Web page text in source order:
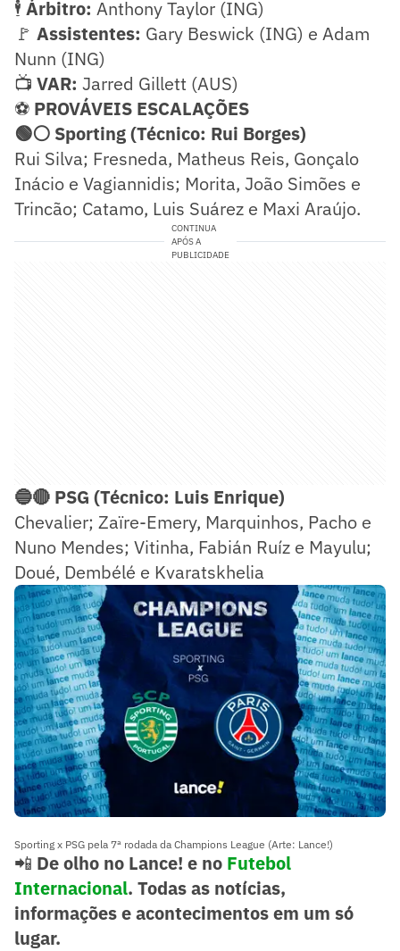
🕴️ Árbitro: Anthony Taylor (ING)
🚩 Assistentes: Gary Beswick (ING) e Adam
Nunn (ING)
📺 VAR: Jarred Gillett (AUS)
⚽ PROVÁVEIS ESCALAÇÕES
🟢⚪ Sporting (Técnico: Rui Borges)
Rui Silva; Fresneda, Matheus Reis, Gonçalo
Inácio e Vagiannidis; Morita, João Simões e
Trincão; Catamo, Luis Suárez e Maxi Araújo.
CONTINUA
APÓS A
PUBLICIDADE
🔵🔴 PSG (Técnico: Luis Enrique)
Chevalier; Zaïre-Emery, Marquinhos, Pacho e
Nuno Mendes; Vitinha, Fabián Ruíz e Mayulu;
Doué, Dembélé e Kvaratskhelia
Sporting x PSG pela 7ª rodada da Champions League (Arte: Lance!)
📲 De olho no Lance! e no Futebol
Internacional. Todas as notícias,
informações e acontecimentos em um só
lugar.